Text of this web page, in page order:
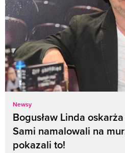
Newsy
Bogusław Linda
Sami namalowali na
pokazali to!